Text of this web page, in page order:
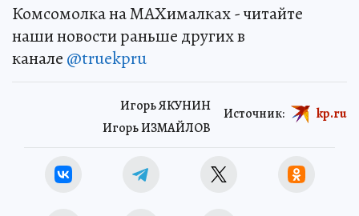
Комсомолка на MAXималках - читайте
наши новости раньше других в
канале @truekpru
Игорь ЯКУНИН
Игорь ИЗМАЙЛОВ
Источник: kp.ru